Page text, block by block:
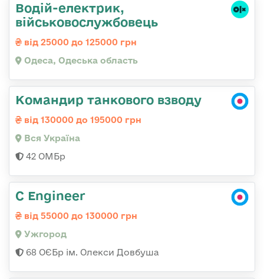
Водій-електрик,
військовослужбовець
від 25000 до 125000 грн
Одеса, Одеська область
Командир танкового взводу
від 130000 до 195000 грн
Вся Україна
42 ОМБр
C Engineer
від 55000 до 130000 грн
Ужгород
68 ОЄБр ім. Олекси Довбуша